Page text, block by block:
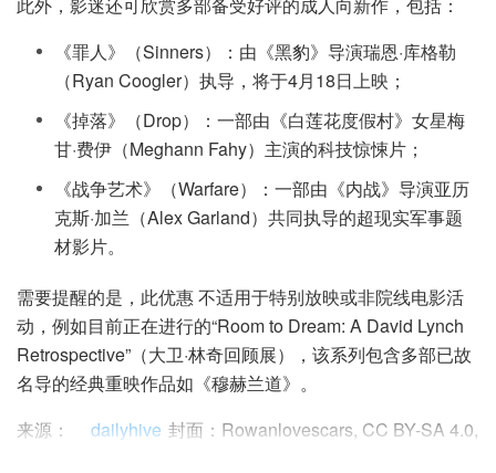
此外，影迷还可欣赏多部备受好评的成人向新作，包括：
《罪人》（Sinners）：由《黑豹》导演瑞恩·库格勒
（Ryan Coogler）执导，将于4月18日上映；
《掉落》（Drop）：一部由《白莲花度假村》女星梅
甘·费伊（Meghann Fahy）主演的科技惊悚片；
《战争艺术》（Warfare）：一部由《内战》导演亚历
克斯·加兰（Alex Garland）共同执导的超现实军事题
材影片。
需要提醒的是，此优惠 不适用于特别放映或非院线电影活
动，例如目前正在进行的“Room to Dream: A David Lynch
Retrospective”（大卫·林奇回顾展），该系列包含多部已故
名导的经典重映作品如《穆赫兰道》。
来源：
dailyhive 封面：Rowanlovescars, CC BY-SA 4.0,